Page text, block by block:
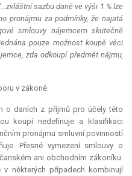
sazbu daně ve výši 1 % lze
pronájmu za podmínky, že najatá
smlouvy nájemcem skutečně
pouze možnost koupě věci
zda odkoupí předmět nájmu,
v zákoně.
o daních z příjmů pro účely této
koupí nedefinuje a klasifikaci
pronájmu smluvní povinností
Přesné vymezení smlouvy o
ani obchodním zákoníku.
v některých případech kombinují